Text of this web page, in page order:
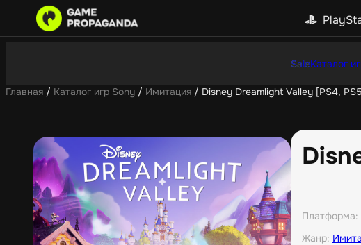
SaleКаталог
Главная / Каталог игр Sony / Имитация / Disney Dreamlight Valley [PS4,
Платформа:
Жанр: